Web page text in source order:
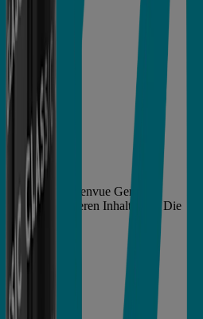
sinnvoll sind
von der Kenvue Germany
für deren Inhalt trägt. Die
2025